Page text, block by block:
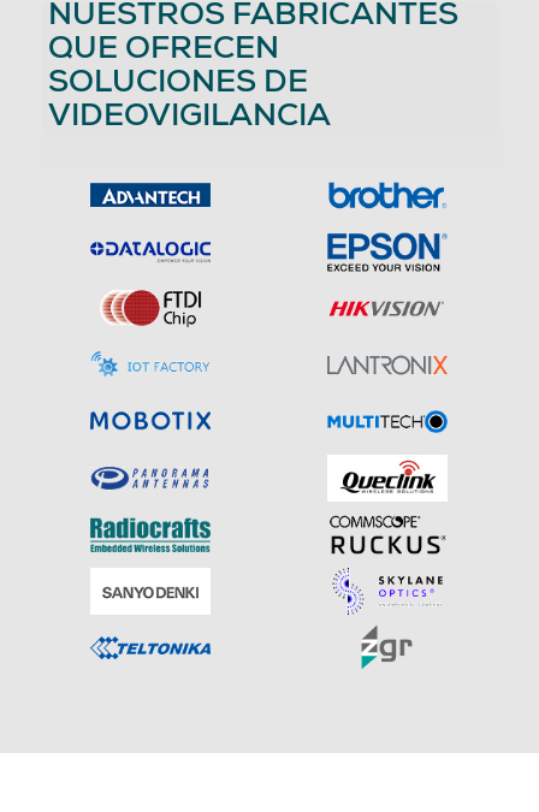
NUESTROS FABRICANTES
QUE OFRECEN
SOLUCIONES DE
VIDEOVIGILANCIA